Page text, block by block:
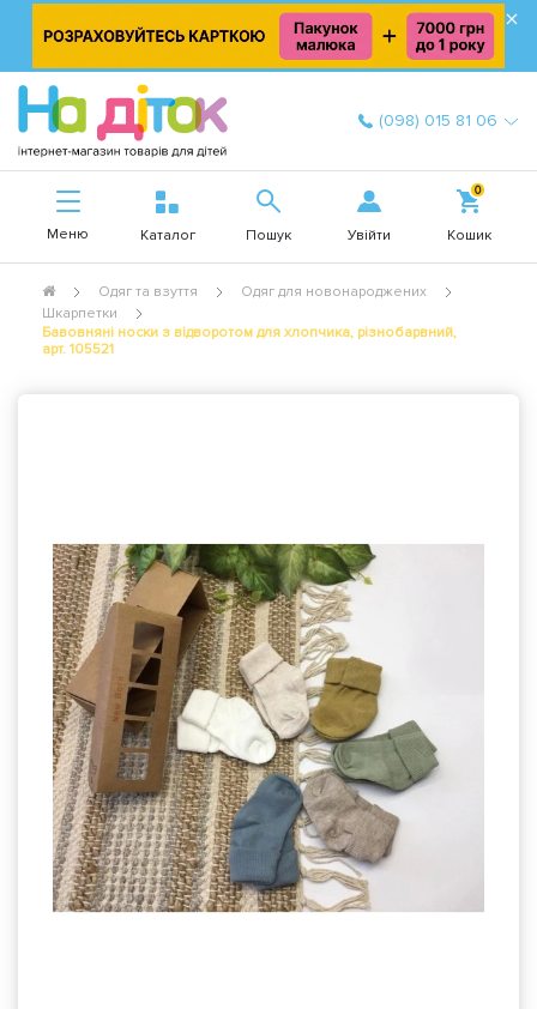
×
(098) 015 81 06
Меню Каталог Пошук Увійти
0
Кошик
Одяг та взуття
Одяг для новонароджених
Шкарпетки
Бавовняні носки з відворотом для хлопчика, різнобарвний,
арт. 105521